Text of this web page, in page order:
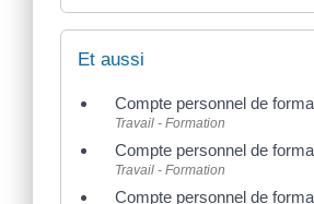
Et aussi
Compte personnel de
Travail - Formation
Compte personnel de
Travail - Formation
Compte personnel de